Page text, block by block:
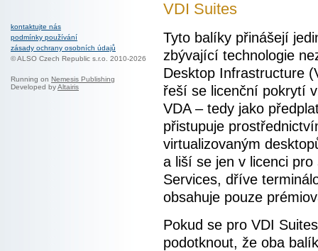
kontaktujte nás
podmínky používání
zásady ochrany osobních údajů
© ALSO Czech Republic s.r.o. 2010-2026
Running on Nemesis Publishing
Developed byAltairis
VDI Suites
Tyto balíky přinášejí
zbývající technologie
Desktop Infrastructure
řeší se licenční pokrytí
VDA – tedy jako
přistupuje
virtualizovaným
a liší se jen v licenci
Services, dříve
obsahuje pouze
Pokud se pro VDI
podotknout, že oba